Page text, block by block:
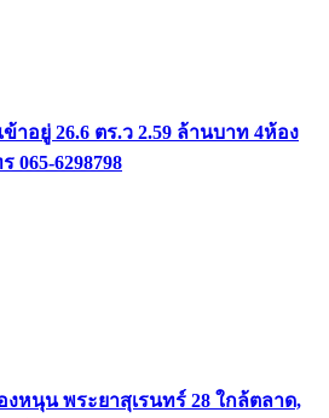
อยู่ 26.6 ตร.ว 2.59 ล้านบาท 4ห้อง
065-6298798
หนุน พระยาสุเรนทร์ 28 ใกล้ตลาด,